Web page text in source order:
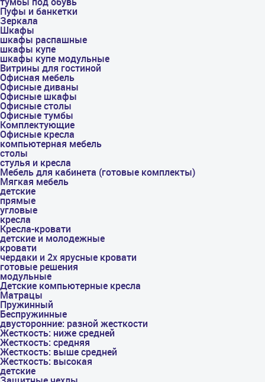
Пуфы и банкетки
Зеркала
Шкафы
шкафы распашные
шкафы купе
шкафы купе модульные
Витрины для гостиной
Офисная мебель
Офисные диваны
Офисные шкафы
Офисные столы
Офисные тумбы
Комплектующие
Офисные кресла
компьютерная мебель
столы
стулья и кресла
Мебель для кабинета (готовые комплекты)
Мягкая мебель
детские
прямые
угловые
кресла
Кресла-кровати
детские и молодежные
кровати
чердаки и 2х ярусные кровати
готовые решения
модульные
Детские компьютерные кресла
Матрацы
Пружинный
Беспружинные
двусторонние: разной жесткости
Жесткость: ниже средней
Жесткость: средняя
Жесткость: выше средней
Жесткость: высокая
детские